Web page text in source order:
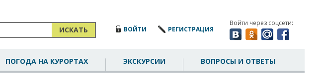
ИСКАТЬ ВОЙТИ РЕГИСТРАЦИЯ
Войти через соцсети:
ПОГОДА НА КУРОРТАХ ЭКСКУРСИИ ВОПРОСЫ И ОТВЕТЫ